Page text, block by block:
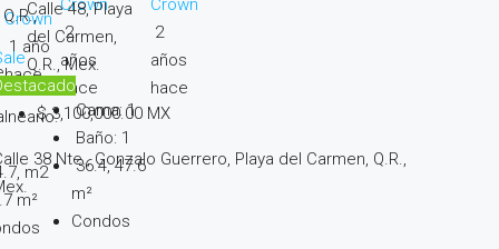
Crown
1 año
hace
Q.R.,
1
m2
m²
Crown
2
años
hace
Calle 48, Playa
del Carmen,
Q.R., Mex.
Cama: 1
Baño: 1
36.4, 47.6
m²
Condos
Crown
2
años
hace
$ 3,100,000.00 MX
38 Nte., Gonzalo Guerrero, Playa del Carmen, Q.R.,